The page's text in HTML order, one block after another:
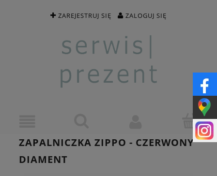
ZAREJESTRUJ SIĘ ZALOGUJ SIĘ
ZAPALNICZKA ZIPPO - CZERWONY
DIAMENT